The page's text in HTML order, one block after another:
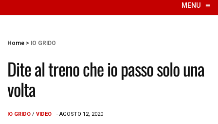
MENU ≡
☰
Home > IO GRIDO
Dite al treno che io passo solo una
volta
IO GRIDO / VIDEO - AGOSTO 12, 2020